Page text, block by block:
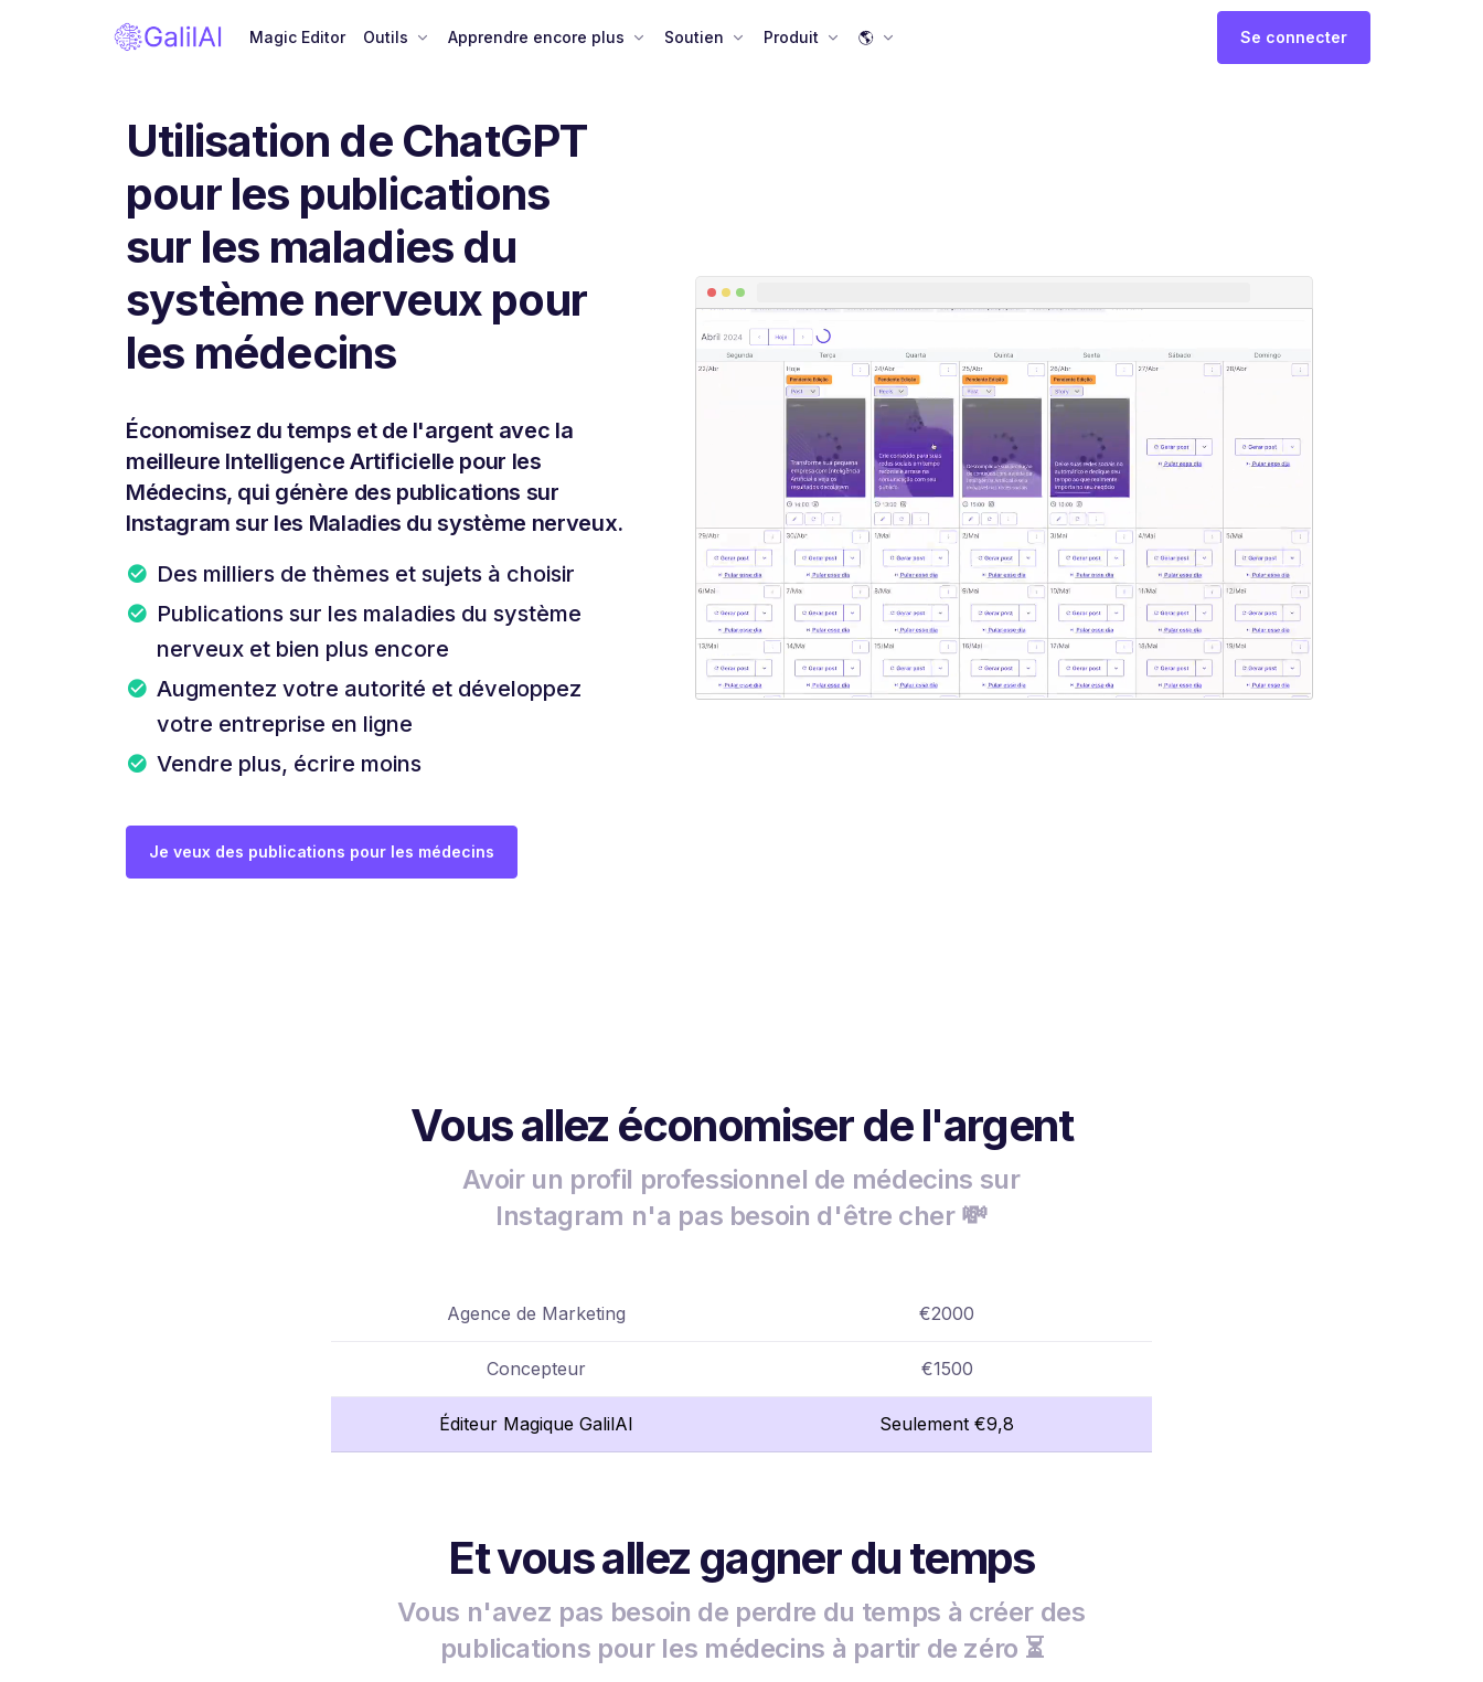
Magic Editor Outils Apprendre encore plus Soutien Produit 🌎 Se connecter
Utilisation de ChatGPT
pour les publications
sur les maladies du
système nerveux pour
les médecins
Économisez du temps et de l'argent avec la
meilleure Intelligence Artificielle pour les
Médecins, qui génère des publications sur
Instagram sur les Maladies du système nerveux.
Des milliers de thèmes et sujets à choisir
Publications sur les maladies du système
nerveux et bien plus encore
Augmentez votre autorité et développez
votre entreprise en ligne
Vendre plus, écrire moins
Je veux des publications pour les médecins
Vous allez économiser de l'argent
Avoir un profil professionnel de médecins sur
Instagram n'a pas besoin d'être cher 💸
Agence de Marketing €2000
Concepteur €1500
Éditeur Magique GalilAI Seulement €9,8
Et vous allez gagner du temps
Vous n'avez pas besoin de perdre du temps à créer des
publications pour les médecins à partir de zéro ⏳